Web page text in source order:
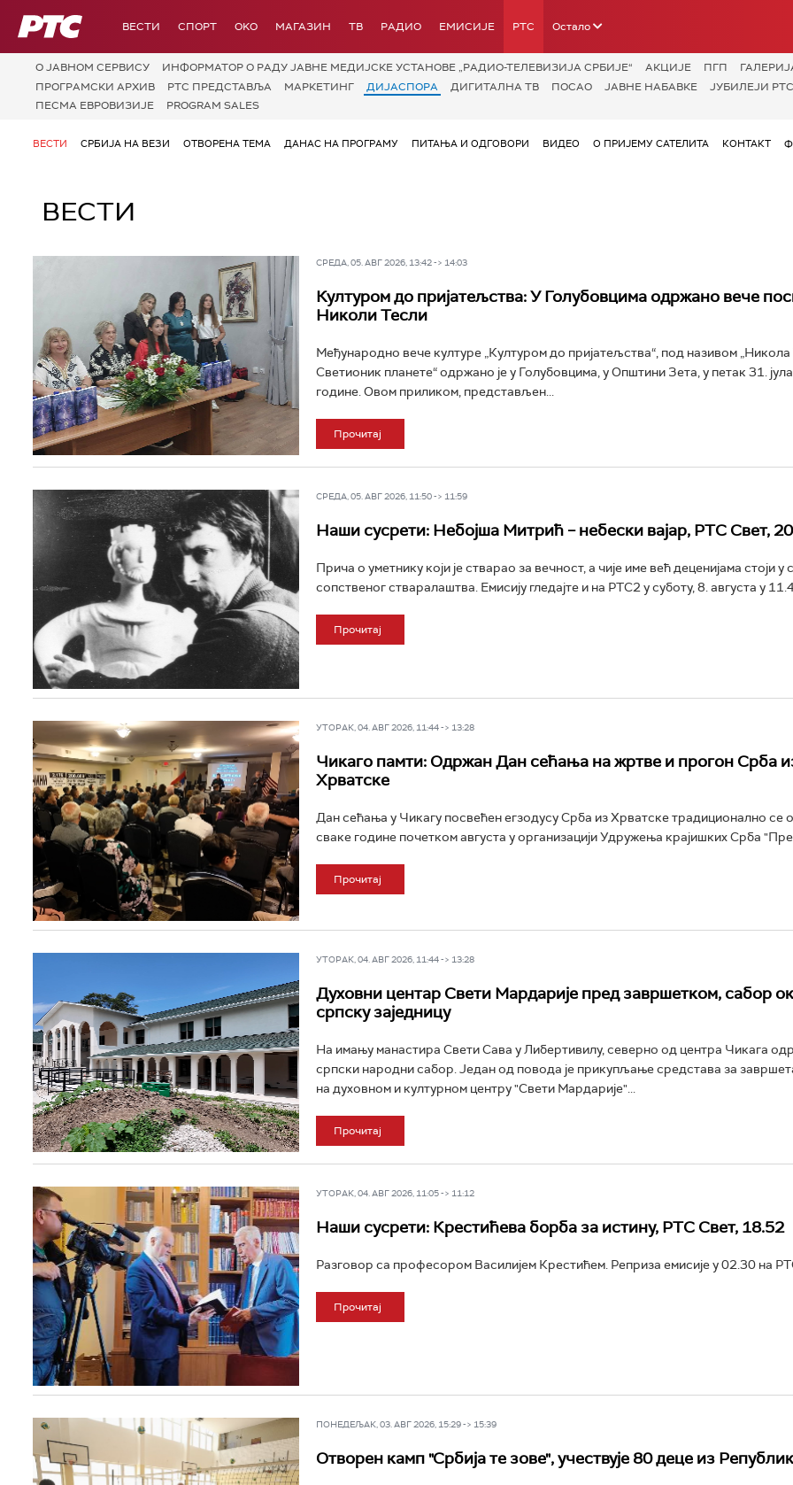
РТС ВЕСТИ СПОРТ OKO МАГАЗИН ТВ РАДИО ЕМИСИЈЕ РТС Остало
О JАВНОМ СЕРВИСУ ИНФОРМАТОР О РАДУ ЈАВНЕ МЕДИЈСКЕ УСТАНОВЕ „РАДИО-ТЕЛЕВИЗИЈА СРБИЈЕ“ АКЦИЈЕ ПГП
ПРОГРАМСКИ АРХИВ
РТС ПРЕДСТАВЉА МАРКЕТИНГ ДИЈАСПОРА ДИГИТАЛНА ТВ ПОСАО ЈАВНЕ НАБАВКЕ ЈУБИЛЕЈИ
ПЕСМА ЕВРОВИЗИЈЕ
PROGRAM SALES
ВЕСТИ СРБИЈА НА ВЕЗИ ОТВОРЕНА ТЕМА ДАНАС НА ПРОГРАМУ ПИТАЊА И ОДГОВОРИ ВИДЕО О ПРИЈЕМУ САТЕЛИТА КОНТАКТ
ВЕСТИ
СРЕДА, 05. АВГ 2026, 13:42 -> 14:03
Културом до пријатељства: У Голубовцима одржано вече
Николи Тесли
Међународно вече културе „Културом до пријатељства“, под називом „Никола
Светионик планете“ одржано је у Голубовцима, у Општини Зета, у петак 31.
године. Овом приликом, представљен...
Прочитај
СРЕДА, 05. АВГ 2026, 11:50 -> 11:59
Наши сусрети: Небојша Митрић – небески вајар, РТС Свет,
Прича о уметнику који је стварао за вечност, а чије име већ деценијама стоји у
сопственог стваралаштва. Емисију гледајте и на РТС2 у суботу, 8. августа у
Прочитај
УТОРАК, 04. АВГ 2026, 11:44 -> 13:28
Чикаго памти: Одржан Дан сећања на жртве и прогон Срба
Хрватске
Дан сећања у Чикагу посвећен егзодусу Срба из Хрватске традиционално се
сваке године почетком августа у организацији Удружења крајишких Срба
Прочитај
УТОРАК, 04. АВГ 2026, 11:44 -> 13:28
Духовни центар Свети Мардарије пред завршетком, сабор
српску заједницу
На имању манастира Свети Сава у Либертивилу, северно од центра Чикага
српски народни сабор. Један од повода је прикупљање средстава за
на духовном и културном центру "Свети Мардарије"...
Прочитај
УТОРАК, 04. АВГ 2026, 11:05 -> 11:12
Наши сусрети: Крестићева борба за истину, РТС Свет, 18.52
Разговор са професором Василијем Крестићем. Реприза емисије у 02.30 на
Прочитај
ПОНЕДЕЉАК, 03. АВГ 2026, 15:29 -> 15:39
Отворен камп "Србија те зове", учествује 80 деце из